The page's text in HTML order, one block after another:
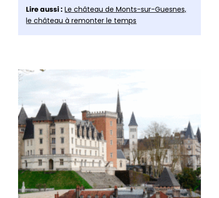
Lire aussi : Le château de Monts-sur-Guesnes,
le château à remonter le temps